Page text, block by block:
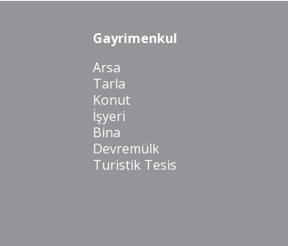
Gayrimenkul
Arsa
Tarla
Konut
İşyeri
Bina
Devremülk
Turistik Tesis